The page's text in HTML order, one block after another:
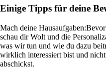
Einige Tipps für deine
Mach deine Hausaufgaben:
schau dir Wolt und die
was wir tun und wie du dazu
wirklich interessiert bist und
abschickst.